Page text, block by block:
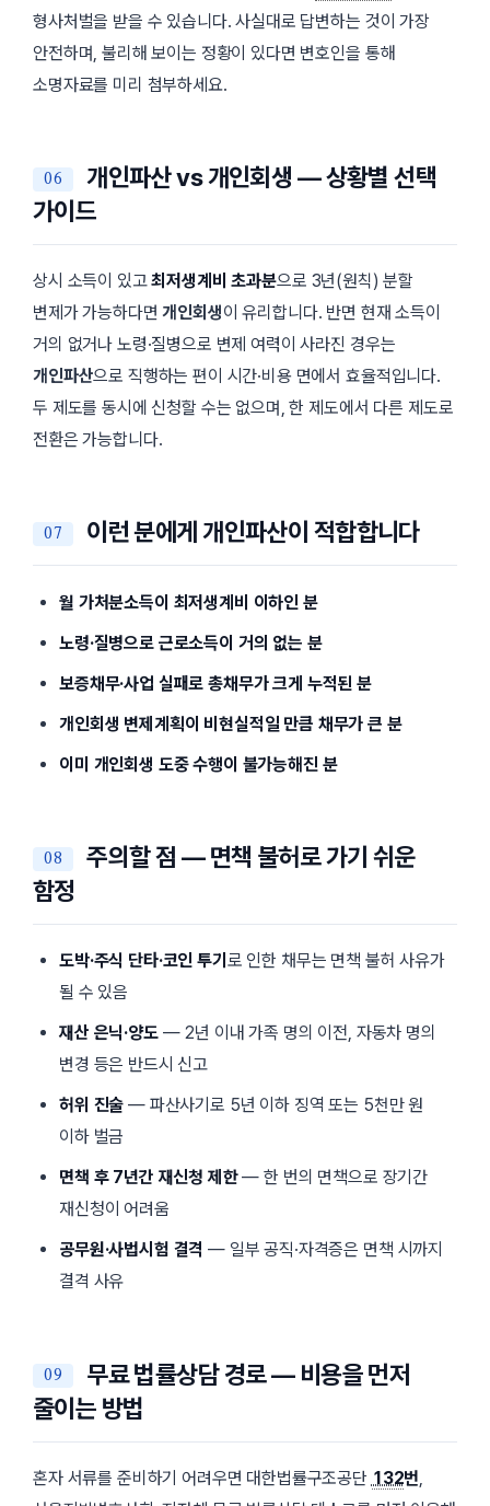
형사처벌을 받을 수 있습니다. 사실대로 답변하는 것이 가장
안전하며, 불리해 보이는 정황이 있다면 변호인을 통해
소명자료를 미리 첨부하세요.
개인파산 vs 개인회생 — 상황별 선택
가이드
상시 소득이 있고최저생계비 초과분으로 3년(원칙) 분할
변제가 가능하다면 개인회생이 유리합니다. 반면 현재 소득이
거의 없거나 노령·질병으로 변제 여력이 사라진 경우는
개인파산으로 직행하는 편이 시간·비용 면에서 효율적입니다.
두 제도를 동시에 신청할 수는 없으며, 한 제도에서 다른 제도로
전환은 가능합니다.
이런 분에게 개인파산이 적합합니다
월 가처분소득이 최저생계비 이하인 분
노령·질병으로 근로소득이 거의 없는 분
보증채무·사업 실패로 총채무가 크게 누적된 분
개인회생 변제계획이 비현실적일 만큼 채무가 큰 분
이미 개인회생 도중 수행이 불가능해진 분
주의할 점 — 면책 불허로 가기 쉬운
함정
도박·주식 단타·코인 투기 로 인한 채무는 면책 불허 사유가
될 수 있음
재산 은닉·양도— 2년 이내 가족 명의 이전, 자동차 명의
변경 등은 반드시 신고
허위 진술 — 파산사기로 5년 이하 징역 또는 5천만 원
이하 벌금
면책 후 7년간 재신청 제한— 한 번의 면책으로 장기간
재신청이 어려움
공무원·사법시험 결격 — 일부 공직·자격증은 면책 시까지
결격 사유
무료 법률상담 경로 — 비용을 먼저
줄이는 방법
혼자 서류를 준비하기 어려우면 대한법률구조공단 132번,